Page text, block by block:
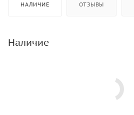
НАЛИЧИЕ ОТЗЫВЫ
Наличие